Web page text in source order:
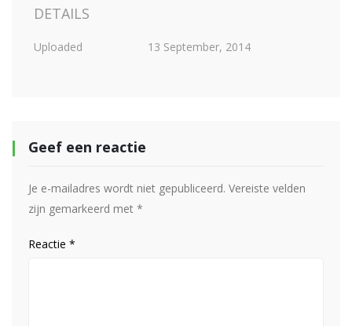
DETAILS
Uploaded 13 September, 2014
Geef een reactie
Je e-mailadres wordt niet gepubliceerd. Vereiste velden
zijn gemarkeerd met *
Reactie *